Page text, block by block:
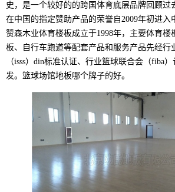
史，是一个较好的的跨国体育底层品牌回顾过
在中国的指定赞助产品的荣誉自2009年初进入
赞森木业体育楼板成立于1998年，主要体育楼
板、自行车跑道等配套产品和服务产品先经行
（isss）din标准认证、行业篮球联合会（fiba
发。篮球场馆地板哪个牌子的好。